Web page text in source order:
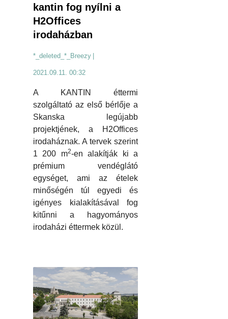
kantin fog nyílni a
H2Offices
irodaházban
*_deleted_*_Breezy
2021.09.11. 00:32
A KANTIN éttermi
szolgáltató az első bérlője a
Skanska legújabb
projektjének, a H2Offices
irodaháznak. A tervek szerint
1 200 m2-en alakítják ki a
prémium vendéglátó
egységet, ami az ételek
minőségén túl egyedi és
igényes kialakításával fog
kitűnni a hagyományos
irodaházi éttermek közül.